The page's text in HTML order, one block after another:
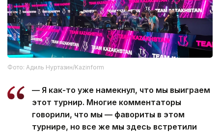
Фото: Адиль Нуртазин/Kazinform
— Я как-то уже намекнул, что мы выиграем
этот турнир. Многие комментаторы
говорили, что мы — фавориты в этом
турнире, но все же мы здесь встретили